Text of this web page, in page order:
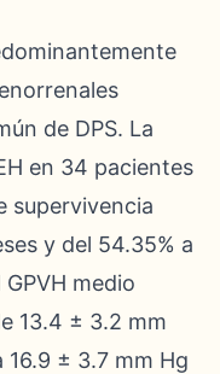
de DPS. La
en 34 pacientes
supervivencia
y del 54.35% a
medio
13.4 ± 3.2 mm
± 3.7 mm Hg